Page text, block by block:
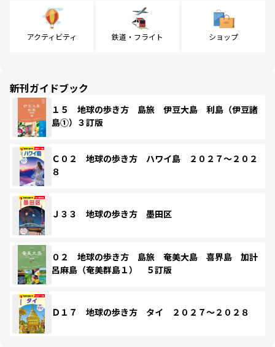
アクティビティ 鉄道・フライト ショップ
新刊ガイドブック
１５ 地球の歩き方 島旅 伊豆大島 利島（伊豆諸
島①）３訂版
Ｃ０２ 地球の歩き方 ハワイ島 ２０２７～２０２
８
Ｊ３３ 地球の歩き方 墨田区
０２ 地球の歩き方 島旅 奄美大島 喜界島 加計
呂麻島（奄美群島１） ５訂版
Ｄ１７ 地球の歩き方 タイ ２０２７～２０２８